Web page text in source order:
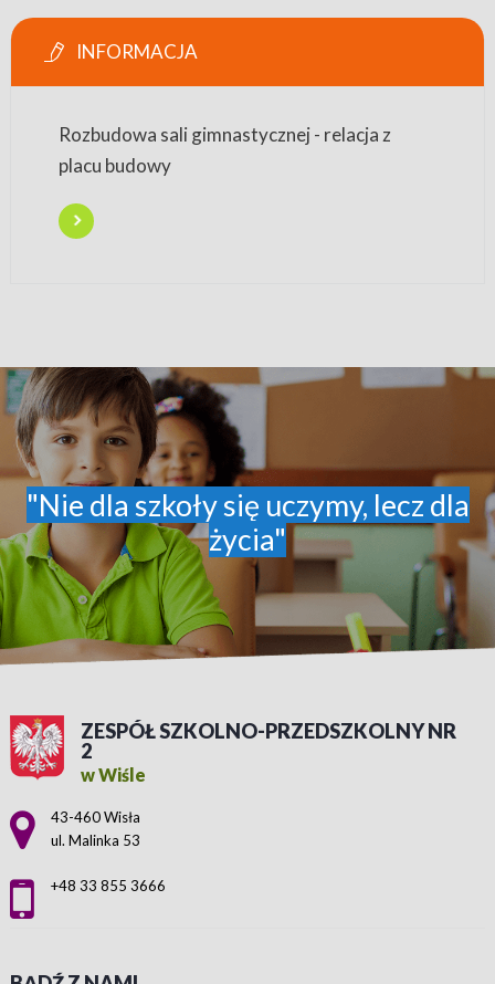
INFORMACJA
Rozbudowa sali gimnastycznej - relacja z
placu budowy
"Nie dla szkoły się uczymy, lecz dla
życia"
ZESPÓŁ SZKOLNO-PRZEDSZKOLNY NR
2
w Wiśle
Adres pocztowy:
43-460 Wisła
ul. Malinka 53
+48 33 855 3666